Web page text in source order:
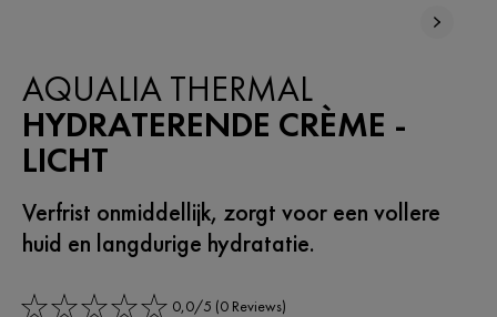
AQUALIA THERMAL
HYDRATERENDE CRÈME -
LICHT
Verfrist onmiddellijk, zorgt voor een vollere
huid en langdurige hydratatie.
0,0/5 (0 Reviews)